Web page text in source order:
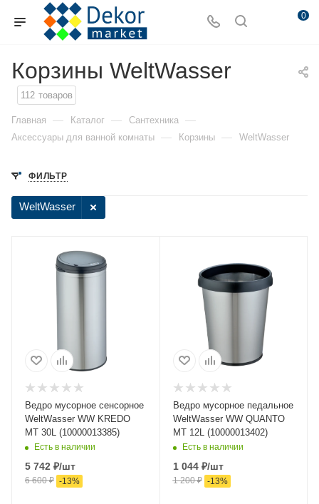
0
Корзины WeltWasser
112 товаров
Главная — Каталог — Сантехника —
Аксессуары для ванной комнаты — Корзины — WeltWasser
ФИЛЬТР
WeltWasser
Ведро мусорное сенсорное
WeltWasser WW KREDO
MT 30L (10000013385)
Есть в наличии
5 742 ₽/шт
6 600₽ -13%
Ведро мусорное педальное
WeltWasser WW QUANTO
MT 12L (10000013402)
Есть в наличии
1 044₽/шт
1 200₽ -13%